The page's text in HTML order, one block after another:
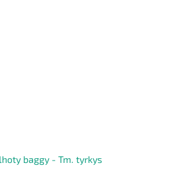
baggy - Tm. tyrkys